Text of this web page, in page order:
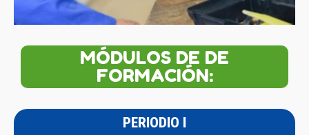
MÓDULOS DE DE
FORMACIÓN:
PERIODIO I